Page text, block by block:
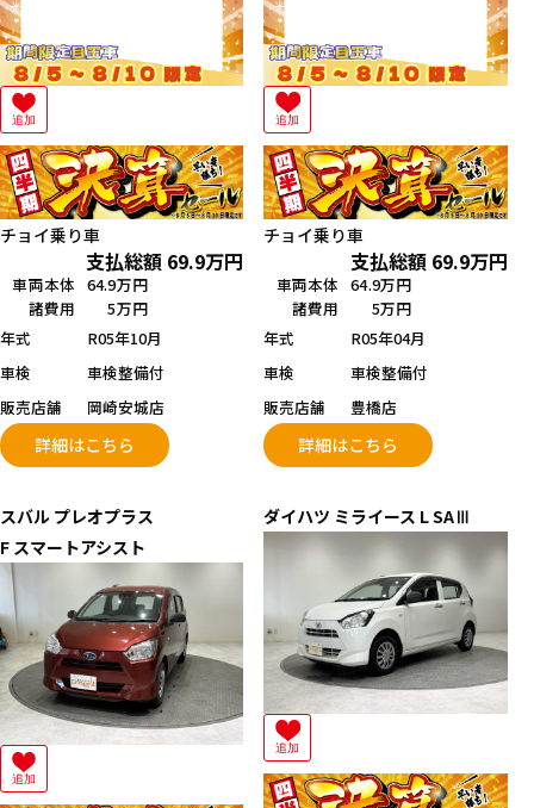
追加
チョイ乗り車
支払総額 69.9万円
車両本体 64.9万円
諸費用
5万円
年式
R05年10月
車検
車検整備付
販売店舗
岡崎安城店
詳細はこちら
追加
チョイ乗り車
支払総額 69.9万円
車両本体 64.9万円
諸費用
5万円
年式
R05年04月
車検
車検整備付
販売店舗
豊橋店
詳細はこちら
スバル プレオプラス
F スマートアシスト
追加
ダイハツ ミライース L SAⅢ
追加